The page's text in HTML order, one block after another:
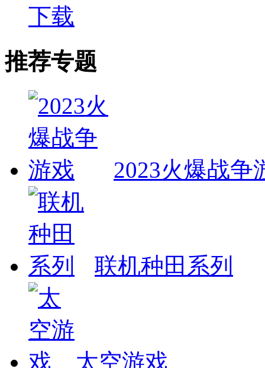
下载
推荐专题
2023火爆战争
联机种田系列
太空游戏